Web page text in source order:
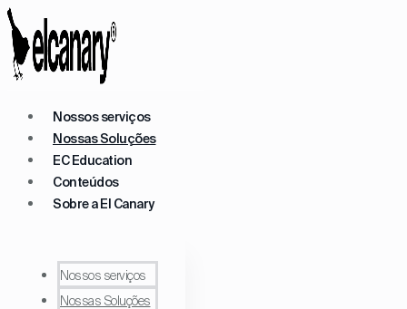
Nossos serviços
Nossas Soluções
EC Education
Conteúdos
Sobre a El Canary
Nossos serviços
Nossas Soluções